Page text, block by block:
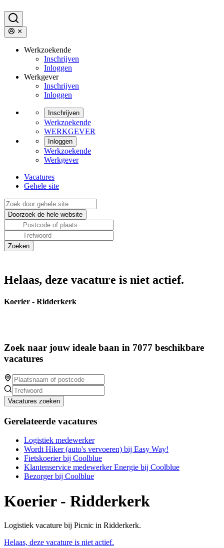
Werkzoekende
Inschrijven
Inloggen
Werkgever
Inschrijven
Inloggen
Inschrijven
Werkzoekende
WERKGEVER
Inloggen
Werkzoekende
Werkgever
Vacatures
Gehele site
Helaas, deze vacature is niet actief.
Koerier - Ridderkerk
Zoek naar jouw ideale baan in 7077 beschikbare
vacatures
Vacatures zoeken
Gerelateerde vacatures
Logistiek medewerker
Wordt Hiker (auto's vervoeren) bij Easy Way!
Fietskoerier bij Coolblue
Klantenservice medewerker Energie bij Coolblue
Bezorger bij Coolblue
Koerier - Ridderkerk
Logistiek vacature bij Picnic in Ridderkerk.
Helaas, deze vacature is niet actief.